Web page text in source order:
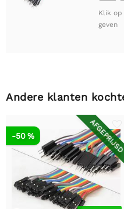
Klik op
geven
Andere klanten
AFGEPRIJSD
-50 %